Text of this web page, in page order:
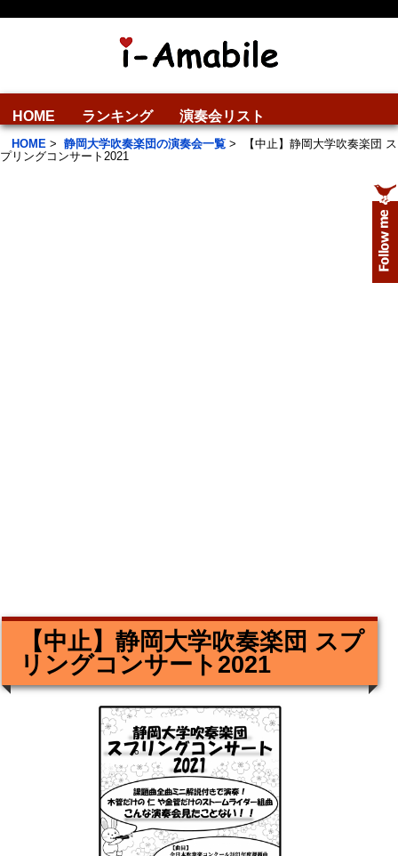
HOME ランキング 演奏会リスト
HOME > 静岡大学吹奏楽団の演奏会一覧 >
【中止】静岡大学吹奏楽団 ス
プリングコンサート2021
【中止】静岡大学吹奏楽団 スプ
リングコンサート2021